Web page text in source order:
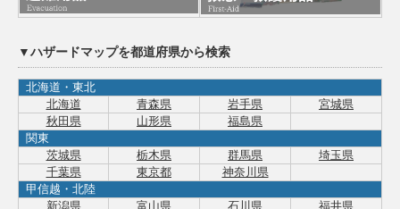
▼ハザードマップを都道府県から検索
北海道・東北
北海道
青森県 岩手県
宮城県
秋田県
山形県
福島県
関東
茨城県
栃木県 群馬県
埼玉県
千葉県
東京都
神奈川県
甲信越・北陸
新潟県
富山県 石川県 福井県